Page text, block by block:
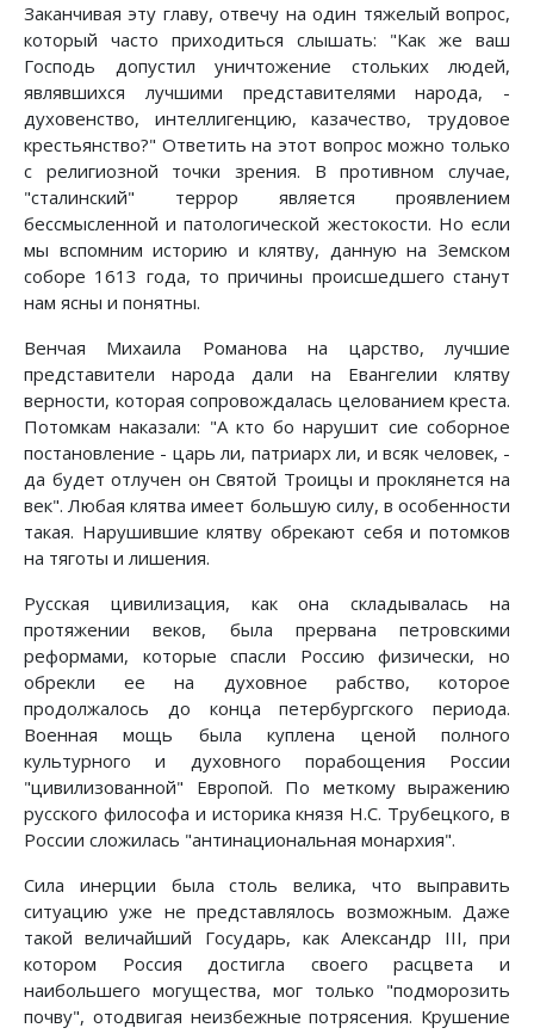
Заканчивая эту главу, отвечу на один тяжелый вопрос,
который часто приходиться слышать: "Как же ваш
Господь допустил уничтожение стольких людей,
являвшихся лучшими представителями народа, -
духовенство, интеллигенцию, казачество, трудовое
крестьянство?" Ответить на этот вопрос можно только
с религиозной точки зрения. В противном случае,
"сталинский" террор является проявлением
бессмысленной и патологической жестокости. Но если
мы вспомним историю и клятву, данную на Земском
соборе 1613 года, то причины происшедшего станут
нам ясны и понятны.
Венчая Михаила Романова на царство, лучшие
представители народа дали на Евангелии клятву
верности, которая сопровождалась целованием креста.
Потомкам наказали: "А кто бо нарушит сие соборное
постановление - царь ли, патриарх ли, и всяк человек, -
да будет отлучен он Святой Троицы и проклянется на
век". Любая клятва имеет большую силу, в особенности
такая. Нарушившие клятву обрекают себя и потомков
на тяготы и лишения.
Русская цивилизация, как она складывалась на
протяжении веков, была прервана петровскими
реформами, которые спасли Россию физически, но
обрекли ее на духовное рабство, которое
продолжалось до конца петербургского периода.
Военная мощь была куплена ценой полного
культурного и духовного порабощения России
"цивилизованной" Европой. По меткому выражению
русского философа и историка князя Н.С. Трубецкого, в
России сложилась "антинациональная монархия".
Сила инерции была столь велика, что выправить
ситуацию уже не представлялось возможным. Даже
такой величайший Государь, как Александр III, при
котором Россия достигла своего расцвета и
наибольшего могущества, мог только "подморозить
почву", отодвигая неизбежные потрясения. Крушение